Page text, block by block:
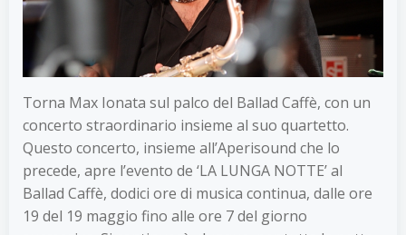
Torna Max Ionata sul palco del Ballad Caffè, con un
concerto straordinario insieme al suo quartetto.
Questo concerto, insieme all’Aperisound che lo
precede, apre l’evento de ‘LA LUNGA NOTTE’ al
Ballad Caffè, dodici ore di musica continua, dalle ore
19 del 19 maggio fino alle ore 7 del giorno